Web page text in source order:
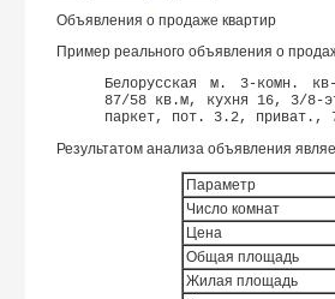
Объявления о продаже квартир
Пример реального объявления о
Белорусская м. 3-комн.
87/58 кв.м, кухня 16, 3/8-
паркет, пот. 3.2, приват.,
Результатом анализа объявления
Параметр
Число комнат
Цена
Общая площадь
Жилая площадь